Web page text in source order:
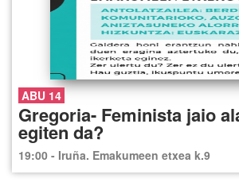
ABU 14
Gregoria- Feminista jaio
egiten da?
19:00 - Iruña. Emakumeen etxea k.9